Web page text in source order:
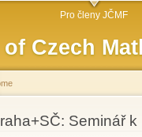
Czech
Pro členy JČMF
are hereSeminář